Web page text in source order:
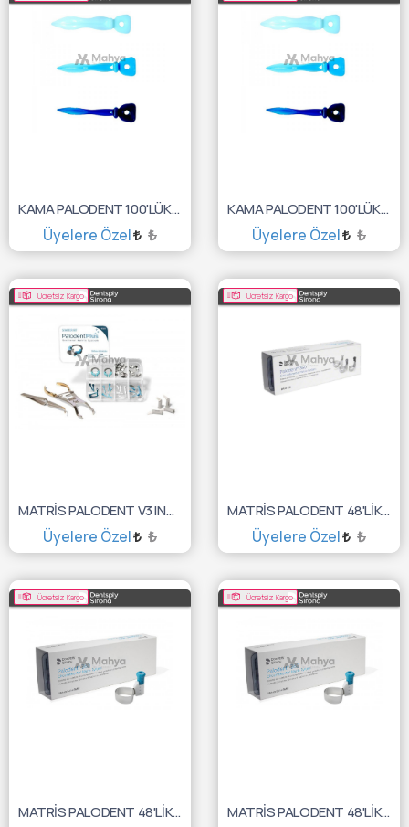
KAMA PALODENT 100'LÜK MEDİUM 659790V
Üyelere Özel ₺
SEPETE EKLE
KAMA PALODENT 100'LÜK SMALL 659780V
Üyelere Özel ₺
SEPETE EKLE
Ücretsiz Kargo
MATRİS PALODENT V3 INTRO KIT 659700V
Üyelere Özel ₺
SEPETE EKLE
Ücretsiz Kargo
MATRİS PALODENT 48'LİK 360 INTRO KIT 659607
Üyelere Özel ₺
SEPETE EKLE
Ücretsiz Kargo
MATRİS PALODENT 48'LİK 360 6.5MM 659603
Ücretsiz Kargo
MATRİS PALODENT 48'LİK 360 5.5MM 659602